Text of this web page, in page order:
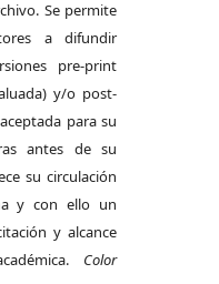
Se permite
a difundir
pre-print
y/o post-
para su
antes de su
su circulación
y con ello un
y alcance
Color